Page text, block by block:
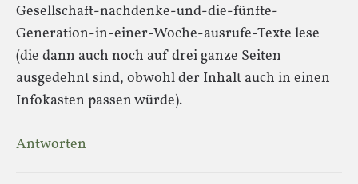
Gesellschaft-nachdenke-und-die-fünfte-
Generation-in-einer-Woche-ausrufe-Texte lese
(die dann auch noch auf drei ganze Seiten
ausgedehnt sind, obwohl der Inhalt auch in einen
Infokasten passen würde).
Antworten